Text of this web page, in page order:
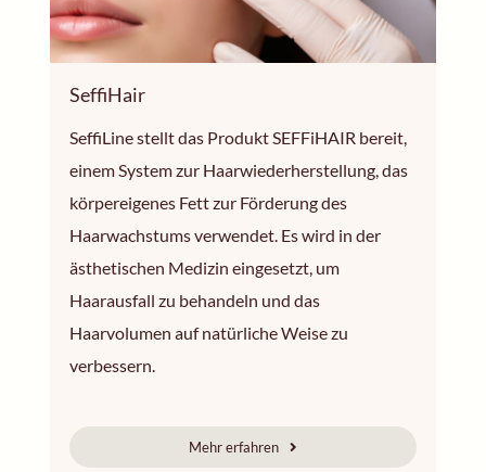
SeffiHair
SeffiLine stellt das Produkt SEFFiHAIR bereit,
einem System zur Haarwiederherstellung, das
körpereigenes Fett zur Förderung des
Haarwachstums verwendet. Es wird in der
ästhetischen Medizin eingesetzt, um
Haarausfall zu behandeln und das
Haarvolumen auf natürliche Weise zu
verbessern.
Mehr erfahren